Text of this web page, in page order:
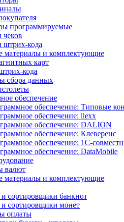
программируемые
кода
материалы и комплектующие
карт
кода
сбора данных
обеспечение
обеспечение: Типовые
обеспечение: ilexx
обеспечение: DALION
обеспечение: Клеверенс
обеспечение: 1С-
обеспечение: DataMobile
валют
материалы и комплектующие
сортировщики банкнот
сортировщики монет
оплаты